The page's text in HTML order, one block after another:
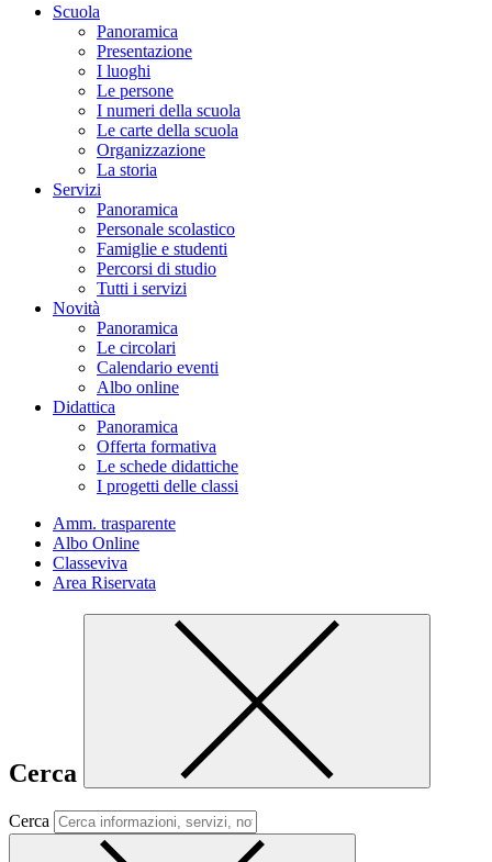
Scuola
Panoramica
Presentazione
I luoghi
Le persone
I numeri della scuola
Le carte della scuola
Organizzazione
La storia
Servizi
Panoramica
Personale scolastico
Famiglie e studenti
Percorsi di studio
Tutti i servizi
Novità
Panoramica
Le circolari
Calendario eventi
Albo online
Didattica
Panoramica
Offerta formativa
Le schede didattiche
I progetti delle classi
Amm. trasparente
Albo Online
Classeviva
Area Riservata
Cerca
Cerca